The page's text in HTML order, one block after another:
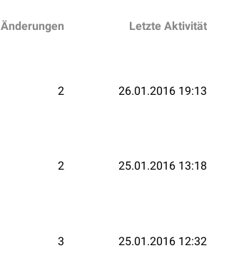
Änderungen Letzte Aktivität
2 26.01.2016 19:13
2 25.01.2016 13:18
3 25.01.2016 12:32